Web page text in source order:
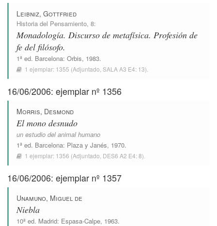
Leibniz, Gottfried
Historia del Pensamiento, 8:
Monadología. Discurso de metafísica. Profesión de
fe del filósofo.
1ª ed. Barcelona: Orbis, 1983.
1 ejemplar: 1355 (Adjuntado, SALA A3 E4: 13).
16/06/2006: ejemplar nº 1356
Morris, Desmond
El mono desnudo
un estudio del animal humano
1ª ed. Barcelona: Plaza y Janés, 1970.
1 ejemplar: 1356 (Adjuntado, DES6 A2 E4: 8).
16/06/2006: ejemplar nº 1357
Unamuno, Miguel de
Niebla
10ª ed. Madrid: Espasa-Calpe, 1963.